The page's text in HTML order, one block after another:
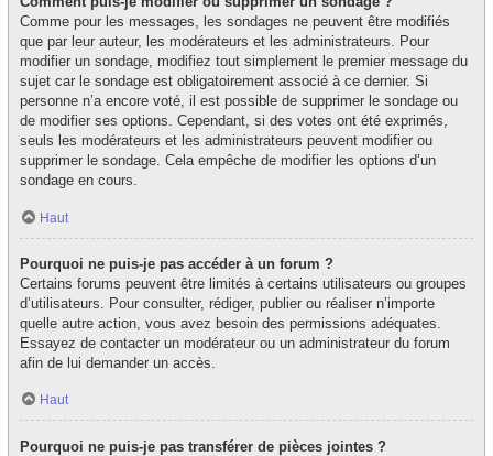
Comme pour les messages, les sondages ne peuvent être modifiés
que par leur auteur, les modérateurs et les administrateurs. Pour
modifier un sondage, modifiez tout simplement le premier message du
sujet car le sondage est obligatoirement associé à ce dernier. Si
personne n’a encore voté, il est possible de supprimer le sondage ou
de modifier ses options. Cependant, si des votes ont été exprimés,
seuls les modérateurs et les administrateurs peuvent modifier ou
supprimer le sondage. Cela empêche de modifier les options d’un
sondage en cours.
Haut
Pourquoi ne puis-je pas accéder à un forum ?
Certains forums peuvent être limités à certains utilisateurs ou groupes
d’utilisateurs. Pour consulter, rédiger, publier ou réaliser n’importe
quelle autre action, vous avez besoin des permissions adéquates.
Essayez de contacter un modérateur ou un administrateur du forum
afin de lui demander un accès.
Haut
Pourquoi ne puis-je pas transférer de pièces jointes ?